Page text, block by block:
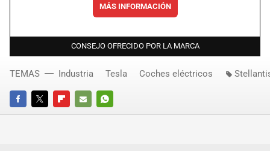
MÁS INFORMACIÓN
CONSEJO OFRECIDO POR LA MARCA
FACEBOOKTWITTERFLIPBOARD
E-
WHATSAPP
TEMAS Industria Tesla Coches eléctricos